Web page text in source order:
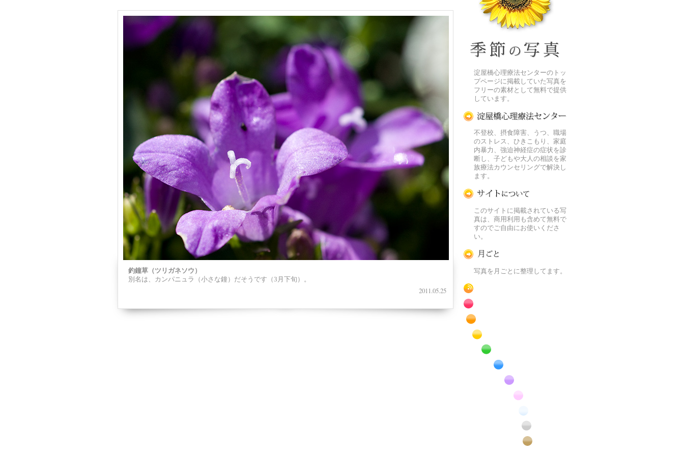
釣鐘草（ツリガネソウ）
別名は、カンパニュラ（小さな鐘）だそうです（3月下旬）。
2011.05.25
淀屋橋心理療法センターのトッ
プページに掲載していた写真を
フリーの素材として無料で提供
しています。
不登校、摂食障害、うつ、職場
のストレス、ひきこもり、家庭
内暴力、強迫神経症の症状を診
断し、子どもや大人の相談を家
族療法カウンセリングで解決し
ます。
このサイトに掲載されている写
真は、商用利用も含めて無料で
すのでご自由にお使いくださ
い。
写真を月ごとに整理してます。
RSS
赤色の花のフリー写真素材
橙色の花のフリー写真素材
黄色の花のフリー写真素材
緑色の花のフリー写真素材
青色の花のフリー写真素材
紫色の花のフリー写真素材
白色の花のフリー写真素材
昆虫のフリー写真素材